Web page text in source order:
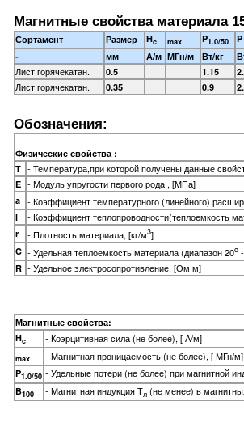
Магнитные свойства материала
Сортамент Размер Hc max P1.0/50 P
- мм А/м МГн/м Вт/кг
Лист горячекатан. 0.5 1.15
Лист горячекатан. 0.35 0.9
Обозначения:
Физические свойства :
T - Температура,при которой получены данные
E - Модуль упругости первого рода , [МПа]
a - Коэффициент температурного (линейного)
l - Коэффициент теплопроводности(теплоемкость
r - Плотность материала, [кг/м3]
C - Удельная теплоемкость материала (диапазон 20o
R - Удельное электросопротивление, [Ом·м]
Магнитные свойства:
Hc - Коэрцитивная сила (не более), [ А/м]
max - Магнитная проницаемость (не более), [ МГн/м]
P1.0/50 - Удельные потери (не более) при магнитной
B100 - Магнитная индукция Tл (не менее) в